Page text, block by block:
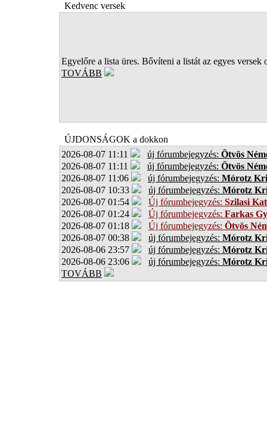
Kedvenc versek
Egyelőre a lista üres. Bővíteni a listát az egyes versek
TOVÁBB
ÚJDONSÁGOK a dokkon
2026-08-07 11:11
új fórumbejegyzés: Ötvös
2026-08-07 11:11
új fórumbejegyzés: Ötvös
2026-08-07 11:06
új fórumbejegyzés: Mórotz
2026-08-07 10:33
új fórumbejegyzés: Mórotz
2026-08-07 01:54
Új fórumbejegyzés: Szilasi
2026-08-07 01:24
Új fórumbejegyzés: Farkas
2026-08-07 01:18
Új fórumbejegyzés: Ötvös
2026-08-07 00:38
új fórumbejegyzés: Mórotz
2026-08-06 23:57
új fórumbejegyzés: Mórotz
2026-08-06 23:06
új fórumbejegyzés: Mórotz
TOVÁBB